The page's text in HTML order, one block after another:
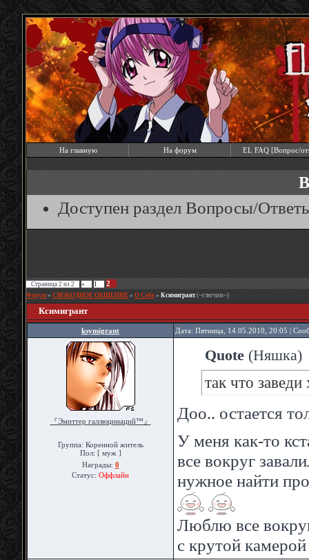
На главную На форум EL FAQ [Вопрос/
Доступен раздел Вопросы/
Страница 2 из 2 « 1 2
Форум » СВОБОДНОЕ ОБЩЕНИЕ » О Себе » Ксимигрант (~глючим~)
Ксимигрант
ksymigrant Дата: Пятница, 14.05.2010, 20:05 |
『Эмиттер галлюцинаций™』
Группа: Коренной житель
Пол: [ муж ]
Награды: 0
Статус: Оффлайн
Quote (Няшка)
так что
Доо.. остается
У меня как-то
все вокруг
нужное найти
Люблю все
с крутой